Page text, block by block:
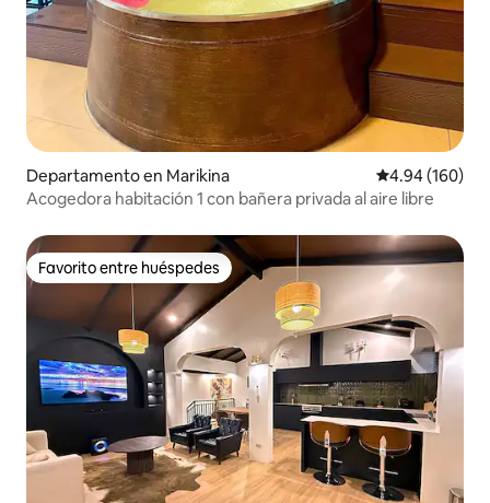
Departamento en Marikina Calificación
4.94 (160)
Acogedora habitación 1 con bañera privada al aire libre
Favorito entre huéspedes
Favorito entre huéspedes